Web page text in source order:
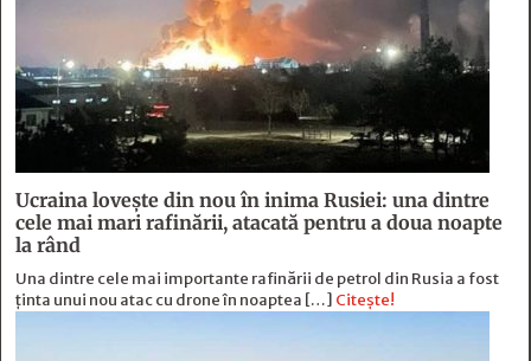
Ucraina lovește din nou în inima Rusiei: una dintre
cele mai mari rafinării, atacată pentru a doua noapte
la rând
Una dintre cele mai importante rafinării de petrol din Rusia a fost
ținta unui nou atac cu drone în noaptea […] Citește!